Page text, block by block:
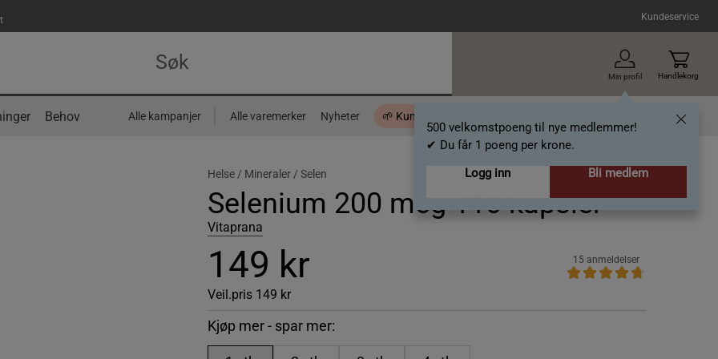
Kundeservice
Min profil
500 velkomstpoeng til nye medlemmer!
✔ Du får 1 poeng per krone.
Logg inn
Bli medlem
Handlekorg
Behov Alle kampanjer Alle varemerker Nyheter 🌱 Kundeklubb - 500 velkomstpoeng Gavekort
Helse / Mineraler / Selen
Selenium 200 mcg 110 kapsler
Vitaprana
149 kr
Veil.pris 149 kr
15 anmeldelser
Kjøp mer - spar mer: